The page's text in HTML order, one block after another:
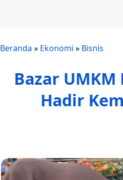
Beranda » Ekonomi » Bisnis
Bazar
Hadir